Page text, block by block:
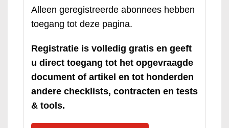
Alleen geregistreerde abonnees hebben
toegang tot deze pagina.
Registratie is volledig gratis en geeft
u direct toegang tot het opgevraagde
document of artikel en tot honderden
andere checklists, contracten en tests
& tools.